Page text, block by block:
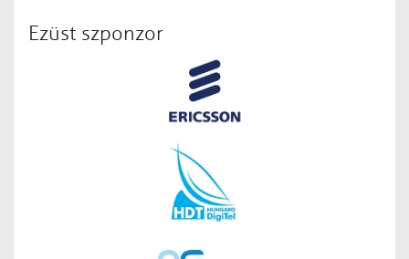
Ezüst szponzor